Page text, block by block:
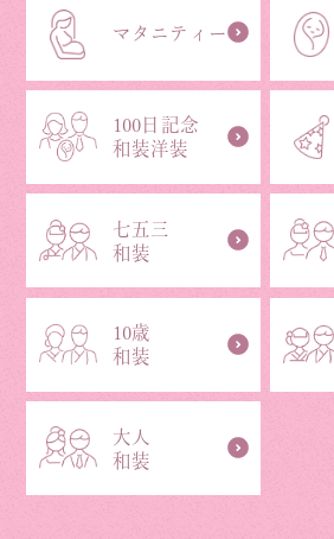
マタニティー
100日記念
和装洋装
七五三
和装
10歳
和装
大人
和装